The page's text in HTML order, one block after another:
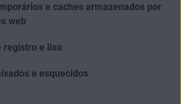
e caches armazenados por
web
registro e lixo
e esquecidos